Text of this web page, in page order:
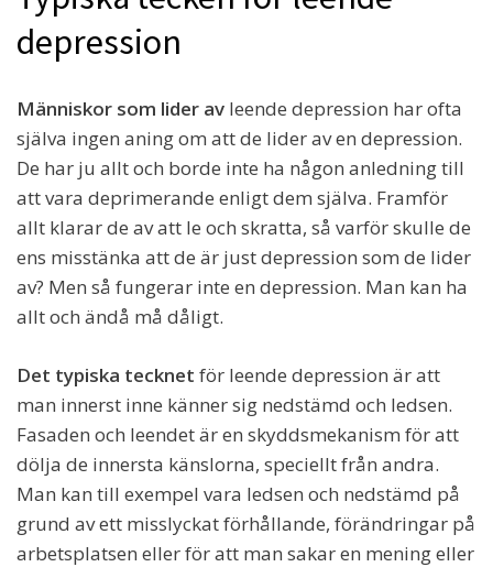
depression
Människor som lider av leende depression har ofta
själva ingen aning om att de lider av en depression.
De har ju allt och borde inte ha någon anledning till
att vara deprimerande enligt dem själva. Framför
allt klarar de av att le och skratta, så varför skulle de
ens misstänka att de är just depression som de lider
av? Men så fungerar inte en depression. Man kan ha
allt och ändå må dåligt.
Det typiska tecknet för leende depression är att
man innerst inne känner sig nedstämd och ledsen.
Fasaden och leendet är en skyddsmekanism för att
dölja de innersta känslorna, speciellt från andra.
Man kan till exempel vara ledsen och nedstämd på
grund av ett misslyckat förhållande, förändringar på
arbetsplatsen eller för att man sakar en mening eller